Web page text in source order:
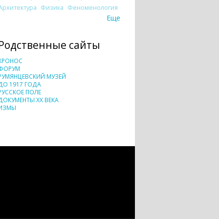
Физика Феноменология
Еще
сайты
МУЗЕЙ
1917 ГОДА
ПОЛЕ
XX ВЕКА